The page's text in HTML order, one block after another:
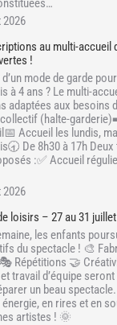
2026
au multi-accueil
!
mode de garde
à 4 ans ? Le multi-
adaptées aux besoins
(halte-
Accueil les lundis,
De 8h30 à 17h Deux
:✅ Accueil
2026
loisirs – 27 au 31 juillet
les enfants
du spectacle ! 🎨
Répétitions 🤝
travail d’équipe
un beau
énergie, en rires et en
artistes ! 🌞